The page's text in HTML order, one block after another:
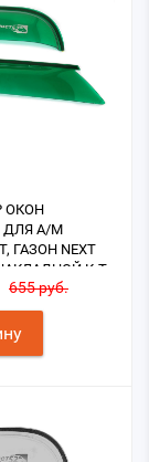
ОКОН
ДЛЯ А/М
ГАЗОН NEXT
К-Т
655 руб.